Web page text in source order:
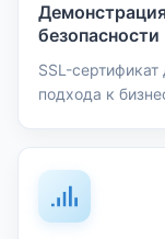
безопасности
SSL-
подхода к